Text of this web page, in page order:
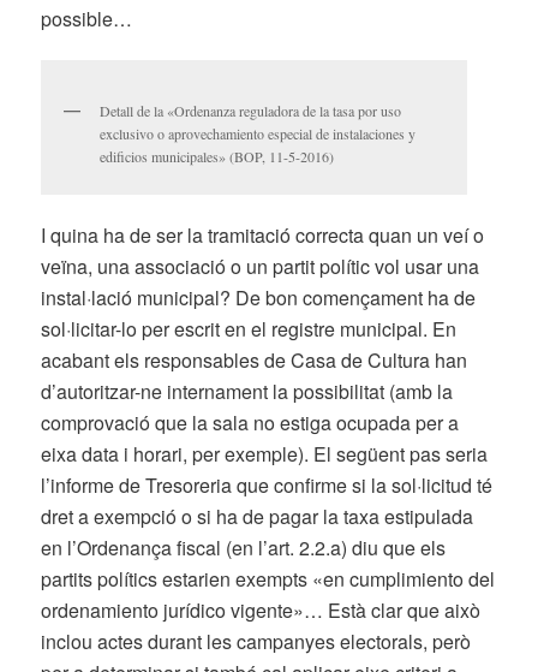
possible…
Detall de la «Ordenanza reguladora de la tasa por uso
exclusivo o aprovechamiento especial de instalaciones y
edificios municipales» (BOP, 11-5-2016)
I quina ha de ser la tramitació correcta quan un veí o
veïna, una associació o un partit polític vol usar una
instal·lació municipal? De bon començament ha de
sol·licitar-lo per escrit en el registre municipal. En
acabant els responsables de Casa de Cultura han
d’autoritzar-ne internament la possibilitat (amb la
comprovació que la sala no estiga ocupada per a
eixa data i horari, per exemple). El següent pas seria
l’informe de Tresoreria que confirme si la sol·licitud té
dret a exempció o si ha de pagar la taxa estipulada
en l’Ordenança fiscal (en l’art. 2.2.a) diu que els
partits polítics estarien exempts «en cumplimiento del
ordenamiento jurídico vigente»… Està clar que això
inclou actes durant les campanyes electorals, però